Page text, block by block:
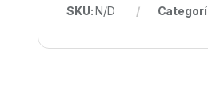
SKU:N/D